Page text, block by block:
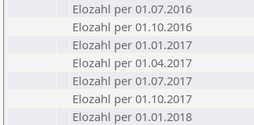
Elozahl per 01.07.2016
Elozahl per 01.10.2016
Elozahl per 01.01.2017
Elozahl per 01.04.2017
Elozahl per 01.07.2017
Elozahl per 01.10.2017
Elozahl per 01.01.2018